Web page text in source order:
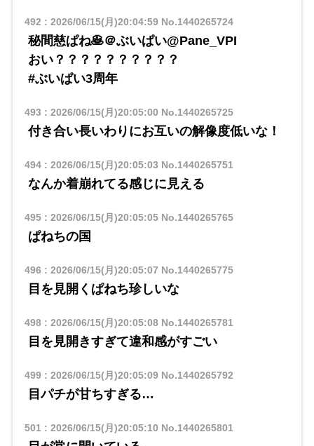
492 : 2026/06/15(月)20:04:59No.1440265724
秘間慈ぱね🥞＠ぶいぱい@Pane_VPI
おい？？？？？？？？？？
#ぶいぱい3周年
493 : 2026/06/15(月)20:05:00 No.1440265725
付き合い長いわりにお互いの解像度低いな！
494: 2026/06/15(月)20:05:03 No.1440265751
なんか着崩れてる感じに見える
495: 2026/06/15(月)20:05:05No.1440265765
ぱねちの国
496 : 2026/06/15(月)20:05:07 No.1440265775
目を見開くぱねち珍しいな
498: 2026/06/15(月)20:05:08No.1440265781
目を見開きすぎて違和感がすごい
499: 2026/06/15(月)20:05:09No.1440265792
目パチが甘ちすぎる…
501: 2026/06/15(月)20:05:10 No.1440265801